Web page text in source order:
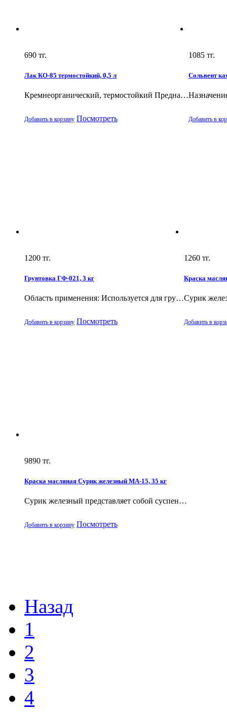
690 тг.
Лак КО-85 термостойкий, 0,5 л
Кремнеорганический, термостойкий Предна…
Добавить в корзину Посмотреть
1085 тг.
Сольвент
Добавить в
1200 тг.
Грунтовка ГФ-021, 3 кг
Область применения: Используется для гру…
Добавить в корзину Посмотреть
1260 тг.
Краска
Сурик
Добавить в
9890 тг.
Краска масляная Сурик железный МА-15, 35 кг
Сурик железный представляет собой суспен…
Добавить в корзину Посмотреть
Назад
1
2
3
4